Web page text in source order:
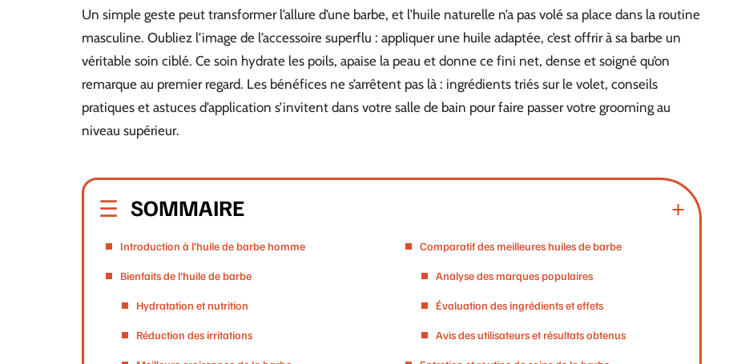
Un simple geste peut transformer l’allure d’une barbe, et l’huile naturelle n’a pas volé sa place dans la routine
masculine. Oubliez l’image de l’accessoire superflu : appliquer une huile adaptée, c’est offrir à sa barbe un
véritable soin ciblé. Ce soin hydrate les poils, apaise la peau et donne ce fini net, dense et soigné qu’on
remarque au premier regard. Les bénéfices ne s’arrêtent pas là : ingrédients triés sur le volet, conseils
pratiques et astuces d’application s’invitent dans votre salle de bain pour faire passer votre grooming au
niveau supérieur.
SOMMAIRE
Introduction à l’huile de barbe homme
Bienfaits de l’huile de barbe
Hydratation et nutrition
Réduction des irritations
Comparatif des meilleures huiles de barbe
Analyse des marques populaires
Évaluation des ingrédients et effets
Avis des utilisateurs et résultats obtenus